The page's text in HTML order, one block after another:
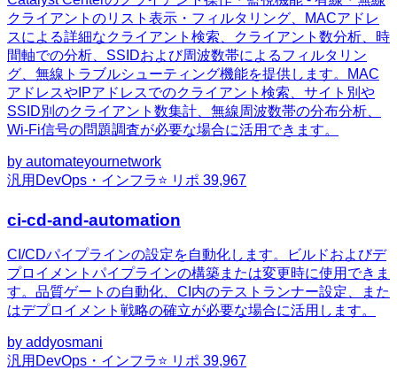
クライアントのリスト表示・フィルタリング、MACアドレ
スによる詳細なクライアント検索、クライアント数分析、時
間軸での分析、SSIDおよび周波数帯によるフィルタリン
グ、無線トラブルシューティング機能を提供します。MAC
アドレスやIPアドレスでのクライアント検索、サイト別や
SSID別のクライアント数集計、無線周波数帯の分布分析、
Wi-Fi信号の問題調査が必要な場合に活用できます。
by automateyournetwork
汎用 DevOps・インフラ⭐ リポ 39,967
ci-cd-and-automation
CI/CDパイプラインの設定を自動化します。ビルドおよびデ
プロイメントパイプラインの構築または変更時に使用できま
す。品質ゲートの自動化、CI内のテストランナー設定、また
はデプロイメント戦略の確立が必要な場合に活用します。
by addyosmani
汎用 DevOps・インフラ⭐ リポ 39,967